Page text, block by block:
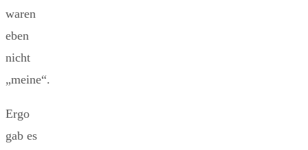
waren
eben
nicht
„meine“.
Ergo
gab es